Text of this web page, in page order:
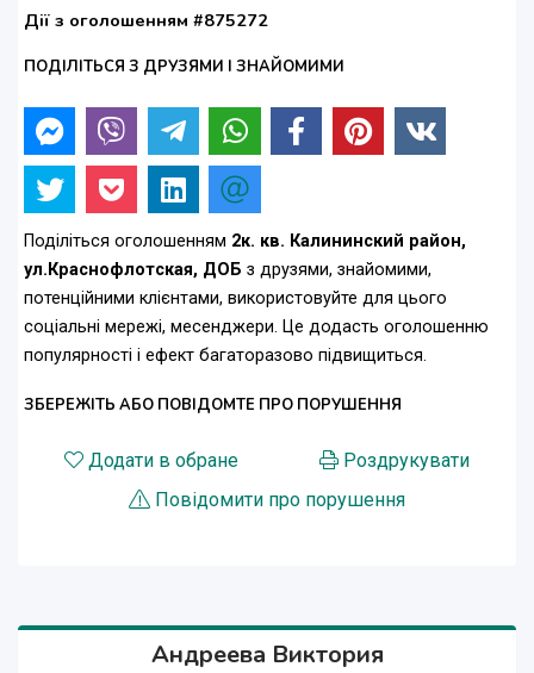
Дії з оголошенням #875272
ПОДІЛІТЬСЯ З ДРУЗЯМИ І ЗНАЙОМИМИ
Поділіться оголошенням 2к. кв. Калининский район,
ул.Краснофлотская, ДОБ з друзями, знайомими,
потенційними клієнтами, використовуйте для цього
соціальні мережі, месенджери. Це додасть оголошенню
популярності і ефект багаторазово підвищиться.
ЗБЕРЕЖІТЬ АБО ПОВІДОМТЕ ПРО ПОРУШЕННЯ
Додати в обране
Роздрукувати
Повідомити про порушення
Андреева Виктория